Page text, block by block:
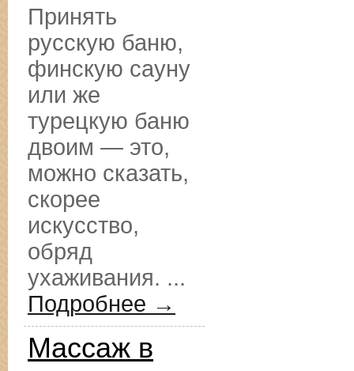
Принять
русскую баню,
финскую сауну
или же
турецкую баню
двоим — это,
можно сказать,
скорее
искусство,
обряд
ухаживания. ...
Подробнее →
Массаж в